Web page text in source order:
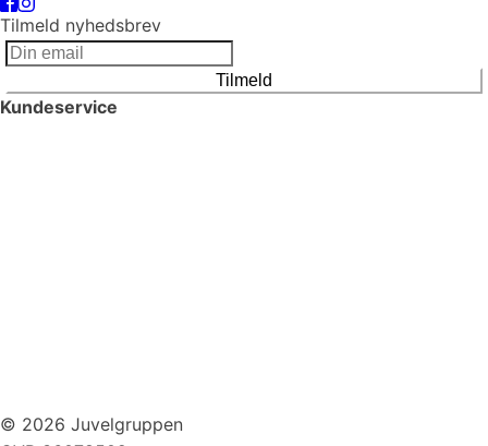
Tilmeld nyhedsbrev
Tilmeld
Kundeservice
© 2026 Juvelgruppen